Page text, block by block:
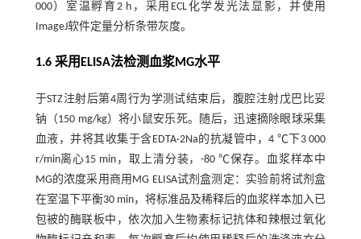
000）室温孵育2 h，采用ECL化学发光法显影，并使用
ImageJ软件定量分析条带灰度。
1.6 采用ELISA法检测血浆MG水平
于STZ注射后第4周行为学测试结束后，腹腔注射戊巴比妥
钠（150 mg/kg）将小鼠安乐死。随后，迅速摘除眼球采集
血液，并将其收集于含EDTA·2Na的抗凝管中，4 ℃下3 000
r/min离心15 min，取上清分装，-80 ℃保存。血浆样本中
MG的浓度采用商用MG ELISA试剂盒测定：实验前将试剂盒
在室温下平衡30 min，将标准品及稀释后的血浆样本加入已
包被的酶联板中，依次加入生物素标记抗体和辣根过氧化